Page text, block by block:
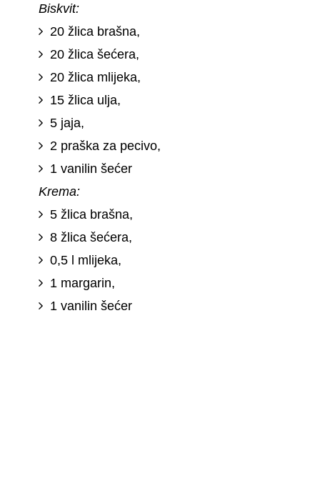
Biskvit:
20 žlica brašna,
20 žlica šećera,
20 žlica mlijeka,
15 žlica ulja,
5 jaja,
2 praška za pecivo,
1 vanilin šećer
Krema:
5 žlica brašna,
8 žlica šećera,
0,5 l mlijeka,
1 margarin,
1 vanilin šećer